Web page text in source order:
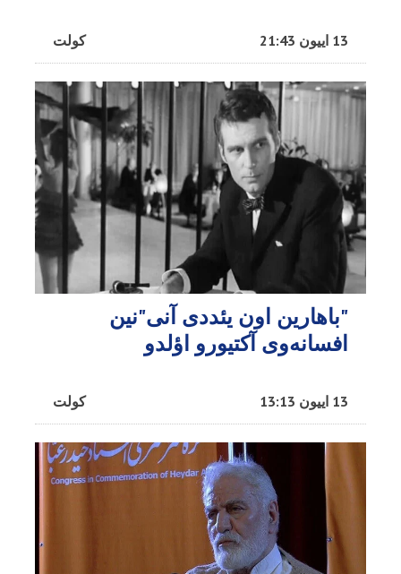
کولت 13 اییون 21:43
"باهارین اون یئددی آنی"نین
افسانه‌وی آکتیورو اؤلدو
کولت 13 اییون 13:13